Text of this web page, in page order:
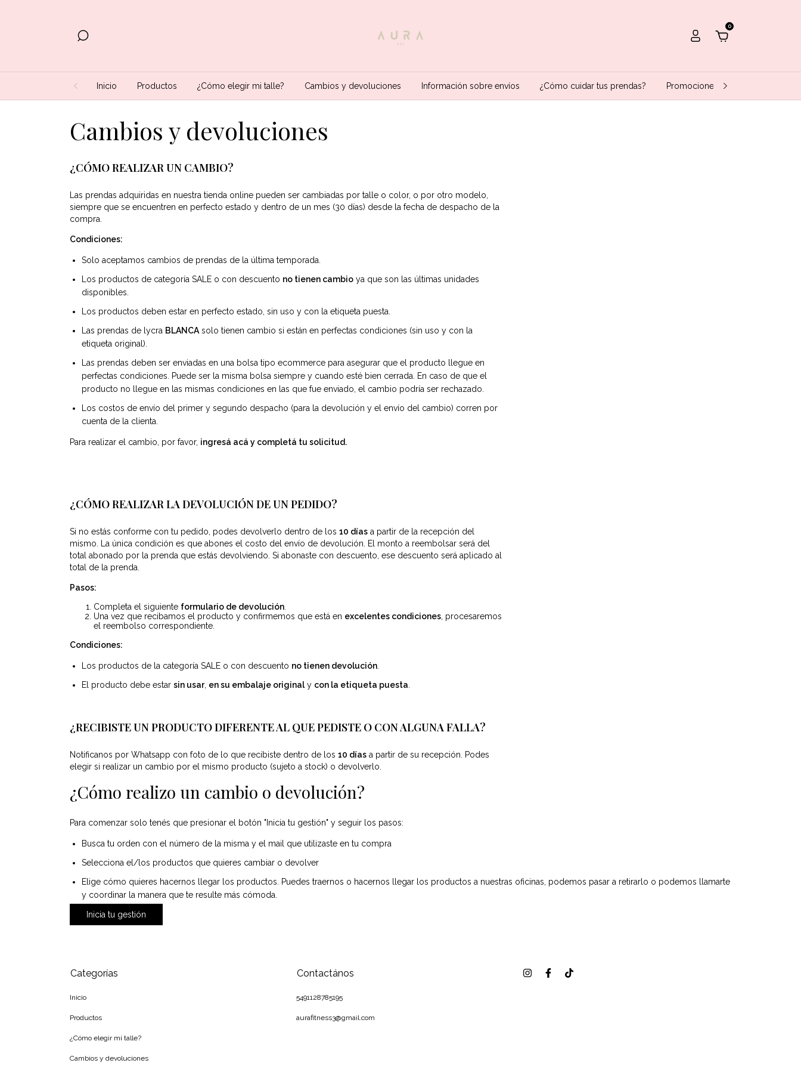
0
Inicio Productos ¿Cómo elegir mi talle? Cambios y devoluciones Información sobre envíos ¿Cómo cuidar tus prendas? Promociones bancarias
Cambios y devoluciones
¿CÓMO REALIZAR UN CAMBIO?
Las prendas adquiridas en nuestra tienda online pueden ser cambiadas por talle o color, o por otro modelo,
siempre que se encuentren en perfecto estado y dentro de un mes (30 días) desde la fecha de despacho de la
compra.
Condiciones:
Solo aceptamos cambios de prendas de la última temporada.
Los productos de categoría SALE o con descuento no tienen cambio ya que son las últimas unidades
disponibles.
Los productos deben estar en perfecto estado, sin uso y con la etiqueta puesta.
Las prendas de lycra BLANCA solo tienen cambio si están en perfectas condiciones (sin uso y con la
etiqueta original).
Las prendas deben ser enviadas en una bolsa tipo ecommerce para asegurar que el producto llegue en
perfectas condiciones. Puede ser la misma bolsa siempre y cuando esté bien cerrada. En caso de que el
producto no llegue en las mismas condiciones en las que fue enviado, el cambio podría ser rechazado.
Los costos de envío del primer y segundo despacho (para la devolución y el envío del cambio) corren por
cuenta de la clienta.
Para realizar el cambio, por favor, ingresá acá y completá tu solicitud.
¿CÓMO REALIZAR LA DEVOLUCIÓN DE UN PEDIDO?
Si no estás conforme con tu pedido, podes devolverlo dentro de los 10 días a partir de la recepción del
mismo. La única condición es que abones el costo del envío de devolución. El monto a reembolsar será del
total abonado por la prenda que estás devolviendo. Si abonaste con descuento, ese descuento será aplicado al
total de la prenda.
Pasos:
Completa el siguiente formulario de devolución
Una vez que recibamos el producto y confirmemos que está en excelentes condiciones , procesaremos
el reembolso correspondiente.
Condiciones:
Los productos de la categoría SALE o con descuento no tienen devolución
El producto debe estar sin usar, en su embalaje originaly con la etiqueta puesta
¿RECIBISTE UN PRODUCTO DIFERENTE AL QUE PEDISTE O CON ALGUNA FALLA?
Notificanos por Whatsapp con foto de lo que recibiste dentro de los 10 días a partir de su recepción. Podes
elegir si realizar un cambio por el mismo producto (sujeto a stock) o devolverlo.
¿Cómo realizo un cambio o devolución?
Para comenzar solo tenés que presionar el botón "Inicia tu gestión" y seguir los pasos:
Busca tu orden con el número de la misma y el mail que utilizaste en tu compra
Selecciona el/los productos que quieres cambiar o devolver
Elige cómo quieres hacernos llegar los productos. Puedes traernos o hacernos llegar los productos a nuestras oficinas, podemos pasar a retirarlo o podemos llamarte
y coordinar la manera que te resulte más cómoda.
Inicia tu gestión
Categorías
Inicio
Productos
¿Cómo elegir mi talle?
Cambios y devoluciones
Contactános
5491128785195
aurafitness3@gmail.com